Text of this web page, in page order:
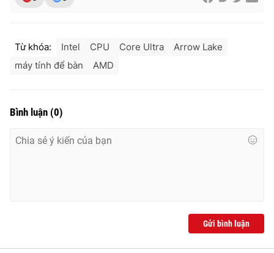
Từ khóa: Intel CPU Core Ultra
Arrow Lake
máy tính để bàn
AMD
Bình luận (0)
Gửi bình luận